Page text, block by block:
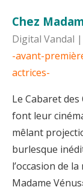
Chez
Digital Vandal
-avant-
actrices-
Le Cabaret
font leur
mêlant
burlesque
l’occasion de
Madame